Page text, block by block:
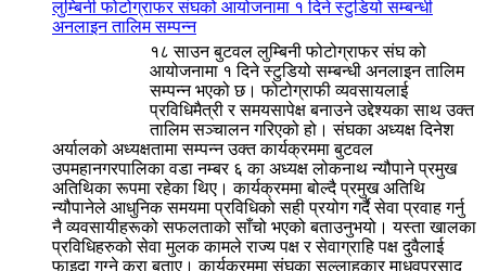
लुम्बिनी फोटोग्राफर संघको आयोजनामा १ दिने स्टुडियो सम्बन्धी
अनलाइन तालिम सम्पन्न
१८ साउन बुटवल लुम्बिनी फोटोग्राफर संघ को
आयोजनामा १ दिने स्टुडियो सम्बन्धी अनलाइन तालिम
सम्पन्न भएको छ। फोटोग्राफी व्यवसायलाई
प्रविधिमैत्री र समयसापेक्ष बनाउने उद्देश्यका साथ उक्त
तालिम सञ्चालन गरिएको हो। संघका अध्यक्ष दिनेश
अर्यालको अध्यक्षतामा सम्पन्न उक्त कार्यक्रममा बुटवल
उपमहानगरपालिका वडा नम्बर ६ का अध्यक्ष लोकनाथ न्यौपाने प्रमुख
अतिथिका रूपमा रहेका थिए। कार्यक्रममा बोल्दै प्रमुख अतिथि
न्यौपानेले आधुनिक समयमा प्रविधिको सही प्रयोग गर्दै सेवा प्रवाह गर्नु
नै व्यवसायीहरूको सफलताको साँचो भएको बताउनुभयो। यस्ता खालका
प्रविधिहरुको सेवा मुलक कामले राज्य पक्ष र सेवाग्राहि पक्ष दुवैलाई
फाइदा गुग्ने कुरा बताए। कार्यक्रममा संघका सल्लाहकार माधवप्रसाद